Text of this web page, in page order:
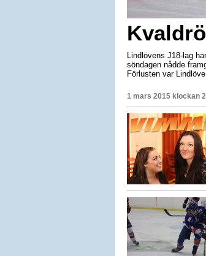
Lindlövens J18-lag
söndagen nådde
Förlusten var
1 mars 2015 klockan